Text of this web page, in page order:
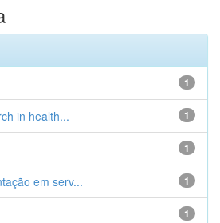
1
1
in health...
1
1
em serv...
1